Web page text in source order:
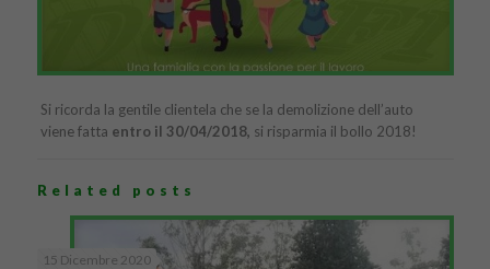
Si ricorda la gentile clientela che se la demolizione dell’auto
viene fatta entro il 30/04/2018, si risparmia il bollo 2018!
Related posts
15 Dicembre 2020